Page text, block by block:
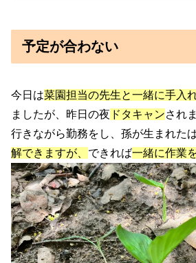
予定が合わない
今日は菜園担当の先生と一緒に手入
ましたが、昨日の夜 ドタキャンされ
行きながら勤務をし、孫が生まれた
解できますが、 できれば一緒に作業